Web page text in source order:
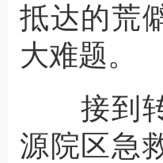
抵达的荒
大难题。
接到转
源院区急